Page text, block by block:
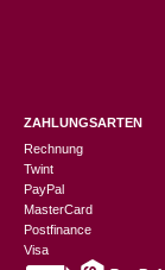
ZAHLUNGSARTEN
Rechnung
Twint
PayPal
MasterCard
Postfinance
Visa